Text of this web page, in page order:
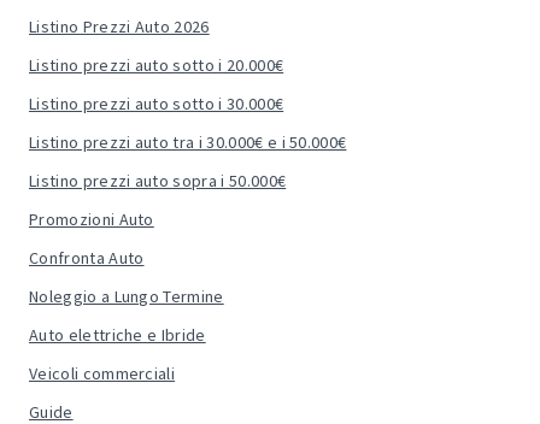
Listino Prezzi Auto 2026
Listino prezzi auto sotto i 20.000€
Listino prezzi auto sotto i 30.000€
Listino prezzi auto tra i 30.000€ e i 50.000€
Listino prezzi auto sopra i 50.000€
Promozioni Auto
Confronta Auto
Noleggio a Lungo Termine
Auto elettriche e Ibride
Veicoli commerciali
Guide